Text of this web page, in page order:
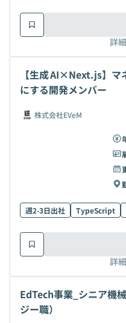
詳
【生成 AI×Next.js】マ
にする開発メンバー
株式会社EVeM
週2-3日出社 TypeScript
詳
EdTech事業_シニア機
ジー職）